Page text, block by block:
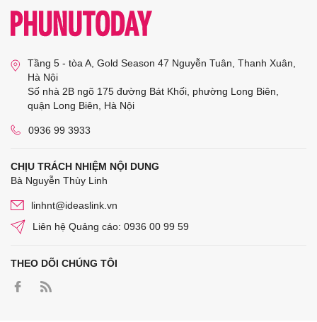
Tầng 5 - tòa A, Gold Season 47 Nguyễn Tuân, Thanh Xuân,
Hà Nội
Số nhà 2B ngõ 175 đường Bát Khối, phường Long Biên,
quận Long Biên, Hà Nội
0936 99 3933
CHỊU TRÁCH NHIỆM NỘI DUNG
Bà Nguyễn Thùy Linh
linhnt@ideaslink.vn
Liên hệ Quảng cáo: 0936 00 99 59
THEO DÕI CHÚNG TÔI